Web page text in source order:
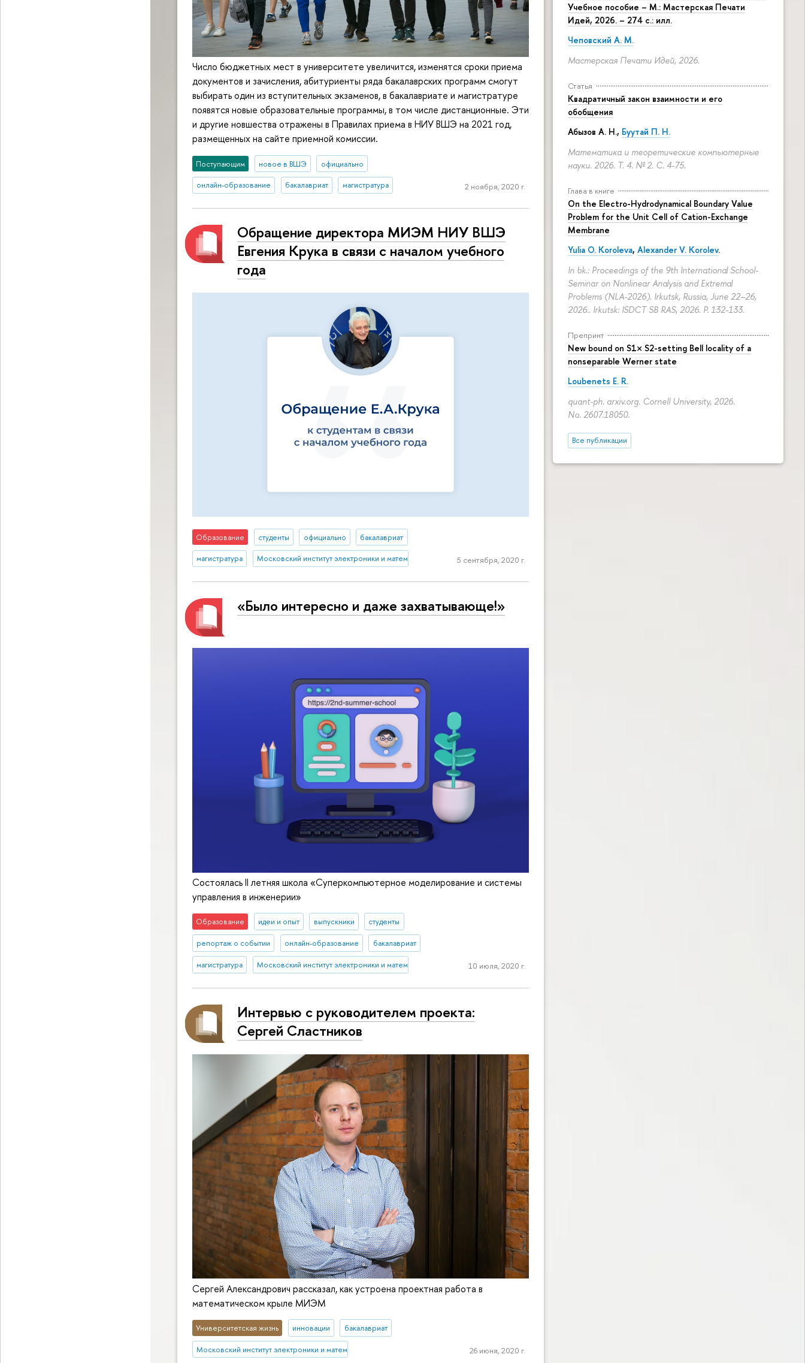
Учебное пособие – М.: Мастерская Печати
Идей, 2026. – 274 с.: илл.
Чеповский А. М.
Мастерская Печати Идей, 2026.
Статья
Квадратичный закон взаимности и его
обобщения
Абызов А. Н., Буутай П. Н.
Математика и теоретические компьютерные
науки. 2026. Т. 4. № 2. С. 4-75.
Глава в книге
On the Electro-Hydrodynamical Boundary Value
Problem for the Unit Cell of Cation-Exchange
Membrane
Yulia O. Koroleva, Alexander V. Korolev.
In bk.: Proceedings of the 9th International School-
Seminar on Nonlinear Analysis and Extremal
Problems (NLA-2026). Irkutsk, Russia, June 22–26,
2026.. Irkutsk: ISDCT SB RAS, 2026. P. 132-133.
Препринт
New bound on S1× S2-setting Bell locality of a
nonseparable Werner state
Loubenets E. R.
quant-ph. arxiv.org. Cornell University, 2026.
No. 2607.18050.
Все публикации
Число бюджетных мест в университете увеличится, изменятся сроки приема
документов и зачисления, абитуриенты ряда бакалаврских программ смогут
выбирать один из вступительных экзаменов, в бакалавриате и магистратуре
появятся новые образовательные программы, в том числе дистанционные. Эти
и другие новшества отражены в Правилах приема в НИУ ВШЭ на 2021 год,
размещенных на сайте приемной комиссии.
Поступающим новое в ВШЭ официально
онлайн-образование бакалавриат магистратура 2 ноября, 2020 г.
Обращение директора МИЭМ НИУ ВШЭ
Евгения Крука в связи с началом учебного
года
Образование студенты официально бакалавриат
магистратура Московский институт электроники и математики им. А.Н. Тихонова5 сентября, 2020 г.
«Было интересно и даже захватывающе!»
Состоялась II летняя школа «Суперкомпьютерное моделирование и системы
управления в инженерии»
Образование идеи и опыт выпускники студенты
репортаж о событии онлайн-образование бакалавриат
магистратура Московский институт электроники и математики им. А.Н. Тихонова10 июля, 2020 г.
Интервью с руководителем проекта:
Сергей Сластников
Сергей Александрович рассказал, как устроена проектная работа в
математическом крыле МИЭМ
Университетская жизнь инновации бакалавриат
Московский институт электроники и математики им. А.Н. Тихонова 26 июня, 2020 г.